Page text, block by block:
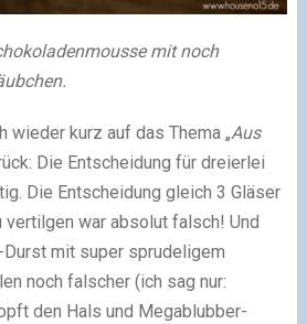
mit noch
wieder kurz auf das Thema „Aus
Die Entscheidung für dreierlei
Die Entscheidung gleich 3 Gläser
vertilgen war absolut falsch! Und
mit super sprudeligem
noch falscher (ich sag nur:
den Hals und Megablubber-